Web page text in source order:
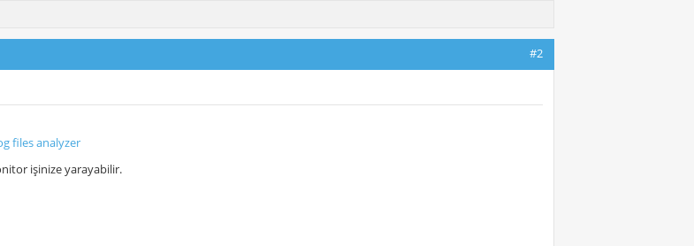
#2
files analyzer
işinize yarayabilir.